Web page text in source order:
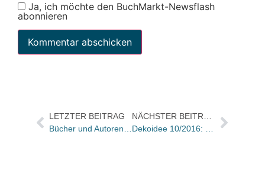
Ja, ich möchte den BuchMarkt-Newsflash
abonnieren
LETZTER BEITRAG